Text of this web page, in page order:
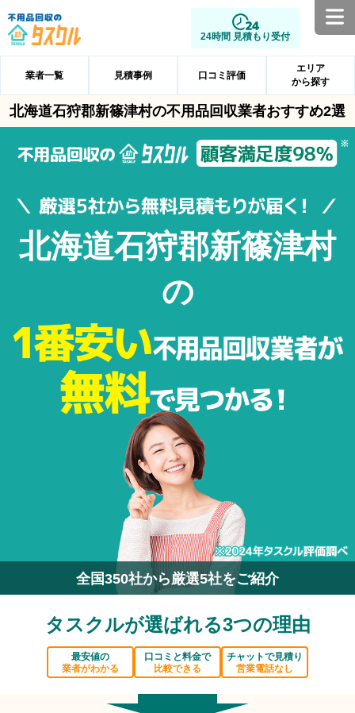
24時間 見積もり受付
業者一覧 見積事例 口コミ評価
エリア
から探す
北海道石狩郡新篠津村の不用品回収業者おすすめ2選
北海道石狩郡新篠津村
の
全国350社から厳選5社をご紹介
タスクルが選ばれる3つの理由
最安値の
業者がわかる
口コミと料金で
比較できる
チャットで見積り
営業電話なし